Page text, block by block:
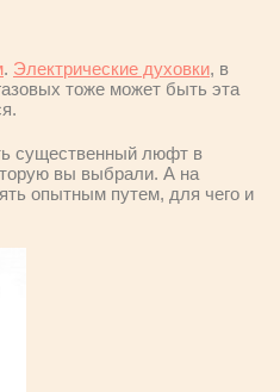
. Электрические духовки, в
тоже может быть эта
существенный люфт в
вы выбрали. А на
опытным путем, для чего и